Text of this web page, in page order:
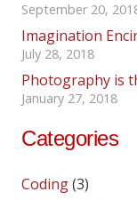
September 20,
Imagination
July 28, 2018
Photography is
January 27, 2018
Categories
Coding(3)